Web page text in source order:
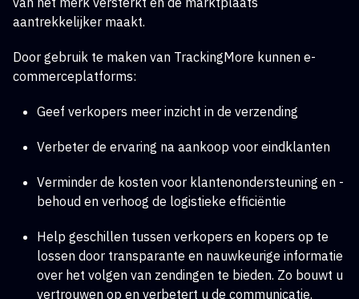
aantrekkelijker maakt.
Door gebruik te maken van TrackingMore kunnen e-
commerceplatforms:
Geef verkopers meer inzicht in de verzending
Verbeter de ervaring na aankoop voor eindklanten
Verminder de kosten voor klantenondersteuning en -
behoud en verhoog de logistieke efficiëntie
Help geschillen tussen verkopers en kopers op te
lossen door transparante en nauwkeurige informatie
over het volgen van zendingen te bieden. Zo bouwt u
vertrouwen op en verbetert u de communicatie.